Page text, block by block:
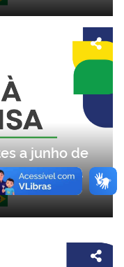
a junho de
plataforma